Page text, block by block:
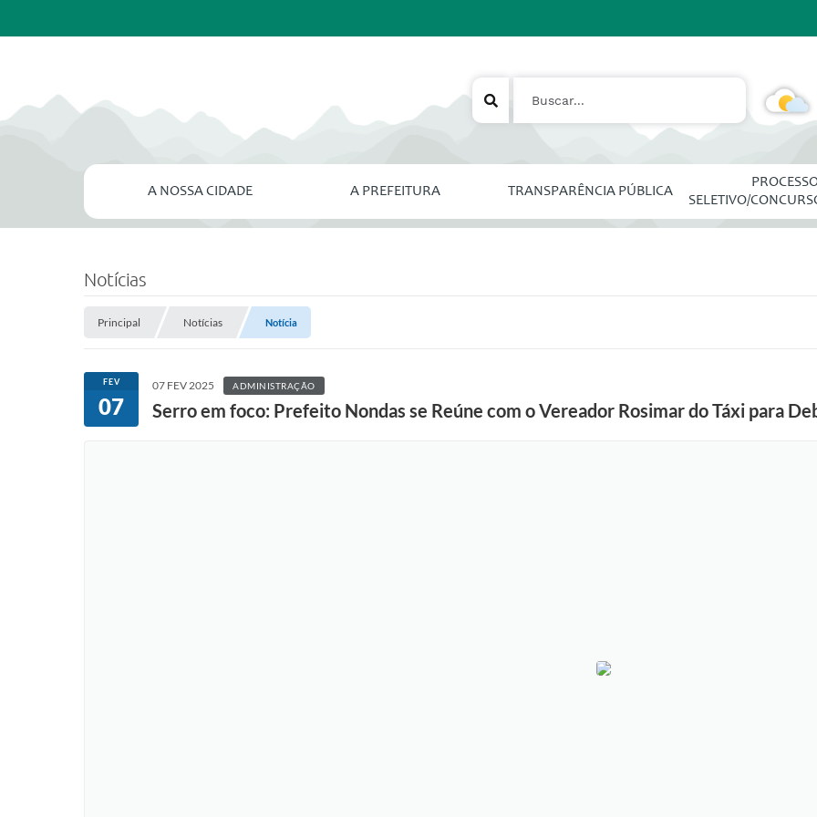
A NOSSA CIDADE A PREFEITURA TRANSPARÊNCIA PÚBLICA
SELETIVO/
Notícias
Principal Notícias Notícia
FEV
07
07 FEV 2025 ADMINISTRAÇÃO
Serro em foco: Prefeito Nondas se Reúne com o Vereador Rosimar do Táxi para